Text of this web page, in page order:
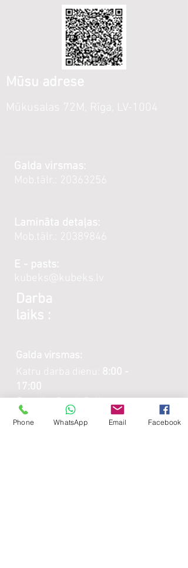
Mūsu adrese
Mūkusalas 72M, Rīga, LV-1004
Galda virsmas:
Mob.tālr.: 20363256
Lamināta detaļas:
Mob.tālr.: 20389846
E - pasts:
kubeks@kubeks.lv
Darba
laiks :
Galda virsmas:
Katru darba dienu: 8:00 -
17:00
Sestdienās - brīvdiena
Svētdienās - brīvdiena
Phone WhatsApp Email Facebook